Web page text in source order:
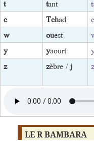
t
tant
c
Tchad
w
ouest
y
yaourt
z
zèbre /j
LE R BAMBARA